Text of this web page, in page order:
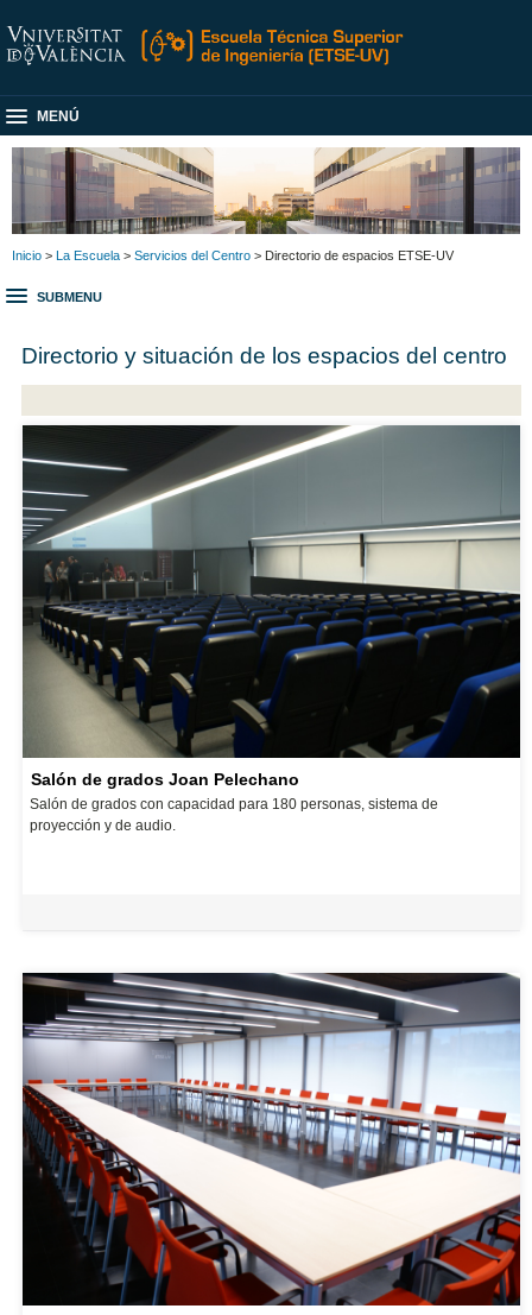
MENÚ
Inicio > La Escuela > Servicios del Centro > Directorio de espacios ETSE-UV
SUBMENU
Directorio y situación de los espacios del centro
Salón de grados Joan Pelechano
Salón de grados con capacidad para 180 personas, sistema de
proyección y de audio.